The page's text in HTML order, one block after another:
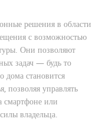
решения в области
с возможностью
Они позволяют
задач — будь то
дома становится
позволяя управлять
смартфоне или
владельца.